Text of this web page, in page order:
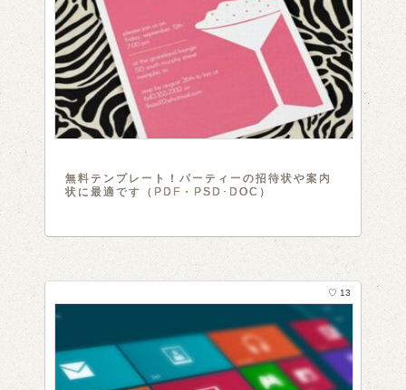
無料テンプレート！パーティーの招待状や案内
状に最適です（PDF・PSD･DOC）
♡ 13